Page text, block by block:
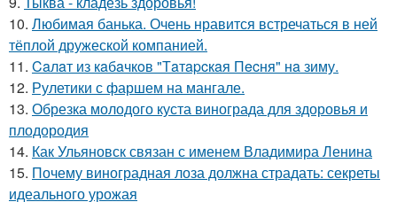
10. Любимая банька. Очень нравится встречаться в ней
тёплой дружеской компанией.
11. Caлaт из кaбaчкoв "Тaтapcкaя Пecня" нa зиму.
12. Рулетики с фаршем на мангале.
13. Обрезка молодого куста винограда для здоровья и
плодородия
14. Как Ульяновск связан с именем Владимира Ленина
15. Почему виноградная лоза должна страдать: секреты
идеального урожая